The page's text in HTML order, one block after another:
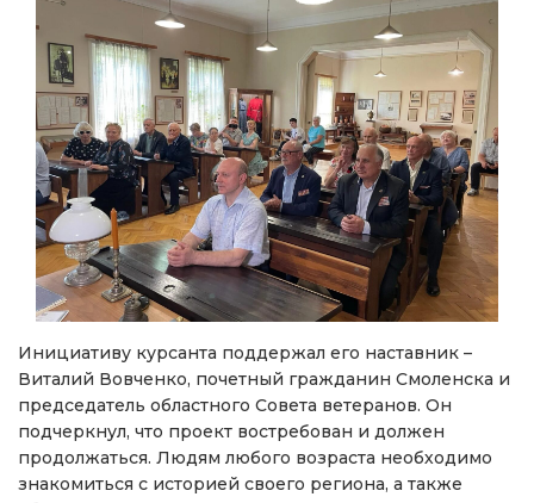
Инициативу курсанта поддержал его наставник –
Виталий Вовченко, почетный гражданин Смоленска и
председатель областного Совета ветеранов. Он
подчеркнул, что проект востребован и должен
продолжаться. Людям любого возраста необходимо
знакомиться с историей своего региона, а также